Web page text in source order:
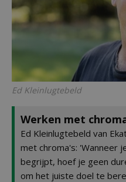
Ed Kleinlugtebeld
Werken met
Ed Kleinlugtebeld van
met chroma's: 'Wanneer
begrijpt, hoef je geen
om het juiste doel te